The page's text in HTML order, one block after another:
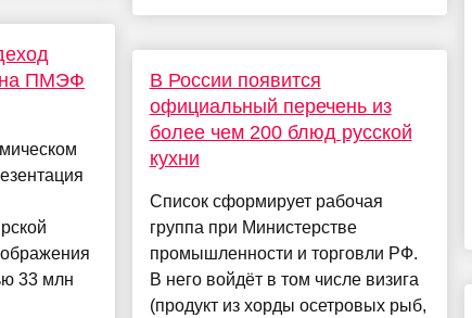
на ПМЭФ
33 млн
В России появится
официальный перечень из
более чем 200 блюд русской
кухни
Список сформирует рабочая
группа при Министерстве
промышленности и торговли РФ.
В него войдёт в том числе визига
(продукт из хорды осетровых рыб,